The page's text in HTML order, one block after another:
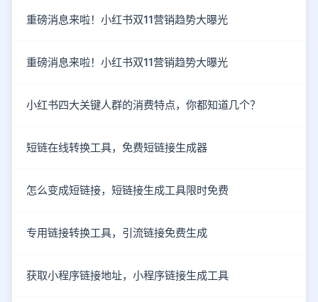
重磅消息来啦！小红书双11营销趋势大曝光
重磅消息来啦！小红书双11营销趋势大曝光
小红书四大关键人群的消费特点，你都知道几个？
短链在线转换工具，免费短链接生成器
怎么变成短链接，短链接生成工具限时免费
专用链接转换工具，引流链接免费生成
获取小程序链接地址，小程序链接生成工具